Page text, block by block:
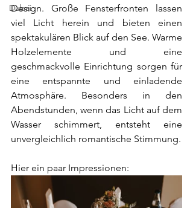
Dubai
Design. Große Fensterfronten lassen
viel Licht herein und bieten einen
spektakulären Blick auf den See. Warme
Holzelemente und eine
geschmackvolle Einrichtung sorgen für
eine entspannte und einladende
Atmosphäre. Besonders in den
Abendstunden, wenn das Licht auf dem
Wasser schimmert, entsteht eine
unvergleichlich romantische Stimmung.
Hier ein paar Impressionen: